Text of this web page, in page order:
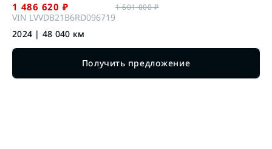
1 486 620 ₽
VIN LVVDB21B6RD096719
1 601 000₽
2024 | 48 040 км
Получить предложение